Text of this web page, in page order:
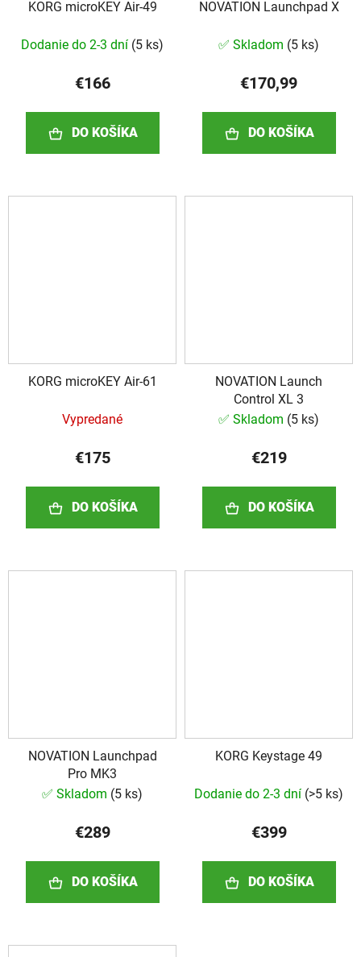
KORG microKEY Air-49
Dodanie do 2-3 dní (5 ks)
€166
DO KOŠÍKA
NOVATION Launchpad X
✅ Skladom (5 ks)
€170,99
DO KOŠÍKA
KORG microKEY Air-61
Vypredané
€175
DO KOŠÍKA
NOVATION Launch
Control XL 3
✅ Skladom (5 ks)
€219
DO KOŠÍKA
NOVATION Launchpad
Pro MK3
✅ Skladom (5 ks)
€289
DO KOŠÍKA
KORG Keystage 49
Dodanie do 2-3 dní (>5 ks)
€399
DO KOŠÍKA